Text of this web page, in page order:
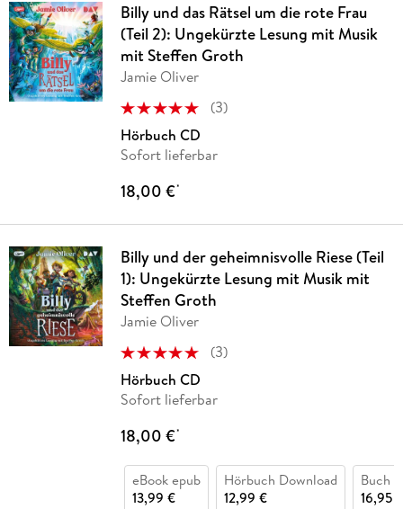
Billy und das Rätsel um die rote Frau
(Teil 2): Ungekürzte Lesung mit Musik
mit Steffen Groth
Jamie Oliver
(3)
Hörbuch CD
Sofort lieferbar
18,00 €*
Billy und der geheimnisvolle Riese (Teil
1): Ungekürzte Lesung mit Musik mit
Steffen Groth
Jamie Oliver
(3)
Hörbuch CD
Sofort lieferbar
18,00 €*
eBook epub
13,99 €
Hörbuch Download
12,99 €
Buch
16,95